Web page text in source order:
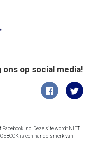
ons op social media!
Inc. Deze site wordt NIET
is een handelsmerk van